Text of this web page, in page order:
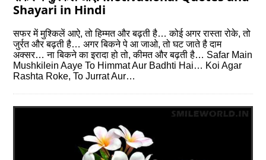
Shayari in Hindi
सफर में मुश्किलें आऐ, तो हिम्मत और बढ़ती है… कोई अगर रास्ता रोके, तो
जुर्रत और बढ़ती है… अगर बिकने पे आ जाओ, तो घट जाते है दाम
अक्सर… ना बिकने का इरादा हो तो, कीमत और बढ़ती है… Safar Main
Mushkilein Aaye To Himmat Aur Badhti Hai… Koi Agar
Rashta Roke, To Jurrat Aur…